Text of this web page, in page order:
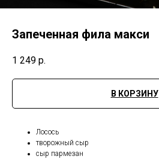
Запеченная фила макси
1 249 р.
В КОРЗИНУ
Лосось
творожный сыр
сыр пармезан